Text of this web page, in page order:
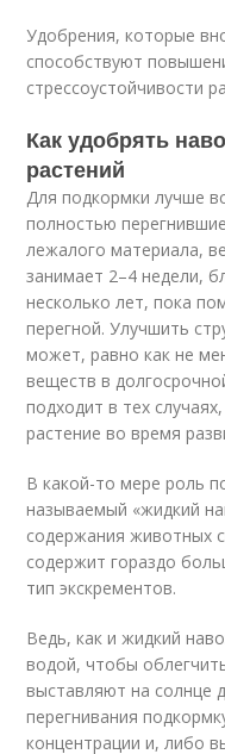
Удобрения, которые
способствуют
стрессоустойчивости
Как удобрять
растений
Для подкормки лучше
полностью
лежалого материала,
занимает 2–4 недели,
несколько лет, пока
перегной. Улучшить
может, равно как не
веществ в
подходит в тех
растение во время
В какой-то мере роль
называемый «жидкий
содержания животных
содержит гораздо
тип экскрементов.
Ведь, как и жидкий
водой, чтобы
выставляют на солнце
перегнивания
концентрации и, либо